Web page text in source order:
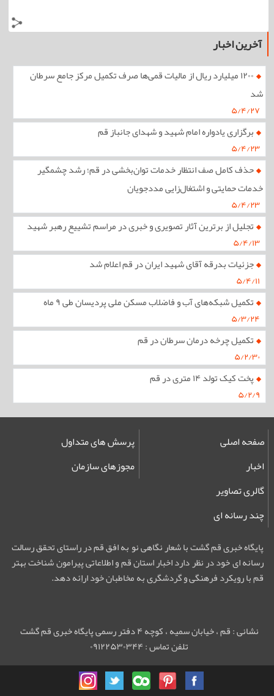
آخرین اخبار
۱۲۰۰ میلیارد ریال از مالیات قمی‌ها صرف تکمیل مرکز جامع سرطان
شد
۵/۴/۲۷
برگزاری یادواره امام شهید و شهدای جانباز قم
۵/۴/۲۳
حذف کامل صف انتظار خدمات توان‌بخشی در قم؛ رشد چشمگیر
خدمات حمایتی و اشتغال‌زایی مددجویان
۵/۴/۲۳
تجلیل از برترین آثار تصویری و خبری در مراسم تشییع رهبر شهید
۵/۴/۱۳
جزئیات بدرقه آقای شهید ایران در قم اعلام شد
۵/۴/۱۱
تکمیل شبکه‌های آب و فاضلاب مسکن ملی پردیسان طی ۹ ماه
۵/۳/۲۴
تکمیل چرخه درمان سرطان در قم
۵/۲/۳۰
پخت کیک تولد ۱۴ متری در قم
۵/۲/۹
صفحه اصلی
اخبار
پرسش های متداول
مجوزهای سازمان
گالری تصاویر
چند رسانه ای
پایگاه خبری قم گشت با شعار نگاهی نو به افق قم در راستای تحقق رسالت
رسانه ای خود در نظر دارد اخبار استان قم و اطلاعاتی پیرامون شناخت بهتر
قم با رویکرد فرهنگی و گردشگری به مخاطبان خود اراِئه دهد.
نشانی : قم ، خیابان سمیه ، کوچه ۴ دفتر رسمی پایگاه خبری قم گشت
تلفن تماس : ۰۹۱۲۲۵۳۰۳۴۴